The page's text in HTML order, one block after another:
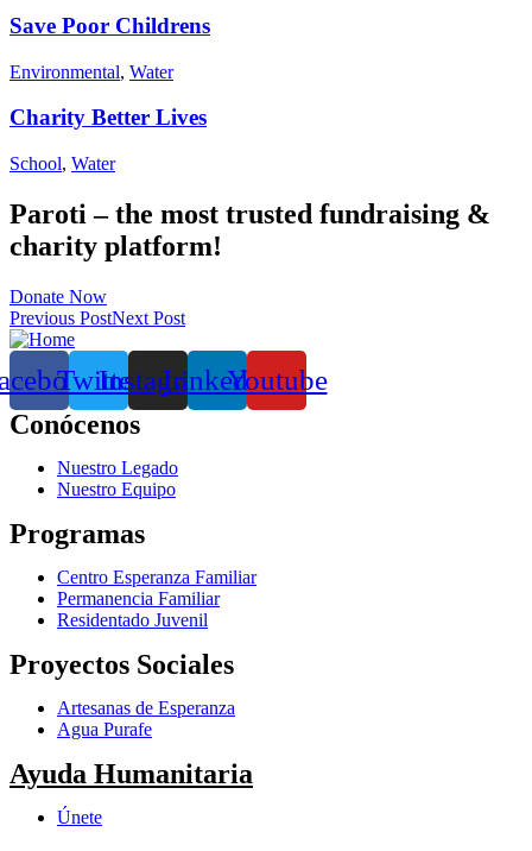
Save Poor Childrens
Environmental, Water
Charity Better Lives
School, Water
Paroti – the most trusted fundraising &
charity platform!
Donate Now
Previous PostNext Post
TwitterInstagramLinkedinYoutube
Conócenos
Nuestro Legado
Nuestro Equipo
Programas
Centro Esperanza Familiar
Permanencia Familiar
Residentado Juvenil
Proyectos Sociales
Artesanas de Esperanza
Agua Purafe
Ayuda Humanitaria
Únete